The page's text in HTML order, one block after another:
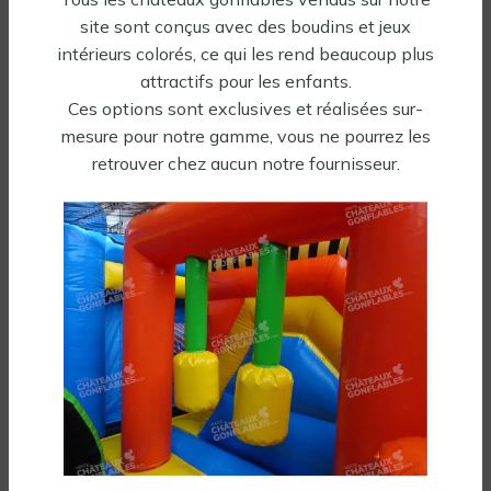
site sont conçus avec des boudins et jeux
intérieurs colorés, ce qui les rend beaucoup plus
attractifs pour les enfants.
Ces options sont exclusives et réalisées sur-
mesure pour notre gamme, vous ne pourrez les
retrouver chez aucun notre fournisseur.
Tout aussi gonflés, vous allez les
adorer...
✓ En stock
Château gonflable Rose
€ 1125,00 HT
Soufflerie incluse
En réapprovisionnement
Château gonflable Air
chevalier
2359,00
Soufflerie incluse
Tous nos gonflables